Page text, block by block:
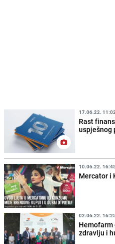
17.06.22. 11:02
Rast
uspješnog
10.06.22.
Mercator i
02.06.22.
zdravlju i